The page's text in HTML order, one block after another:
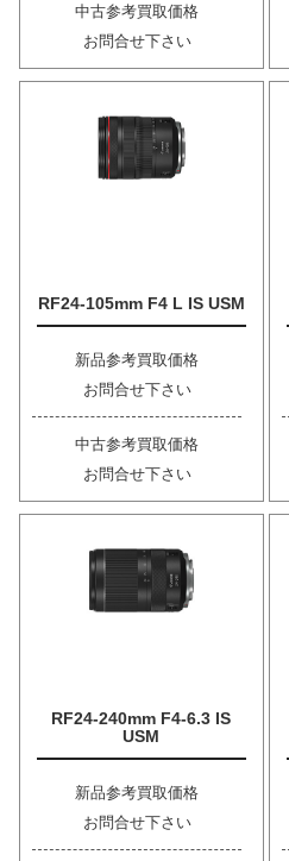
中古参考買取価格
お問合せ下さい
RF24-105mm F4 L IS USM
新品参考買取価格
お問合せ下さい
中古参考買取価格
お問合せ下さい
RF24-240mm F4-6.3 IS
USM
新品参考買取価格
お問合せ下さい